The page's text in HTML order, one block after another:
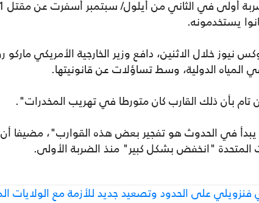
يستخدمونه.
نيوز خلال الاثنين، دافع وزير الخارجية الأمريكي
المياه الدولية، وسط تساؤلات عن قانونيتها.
تام بأن ذلك القارب كان متورطا في تهريب المخدرات".
في الحدوث هو تفجير بعض هذه القوارب"، مضيفا أن
المتحدة "انخفض بشكل كبير" منذ الضربة الأولى.